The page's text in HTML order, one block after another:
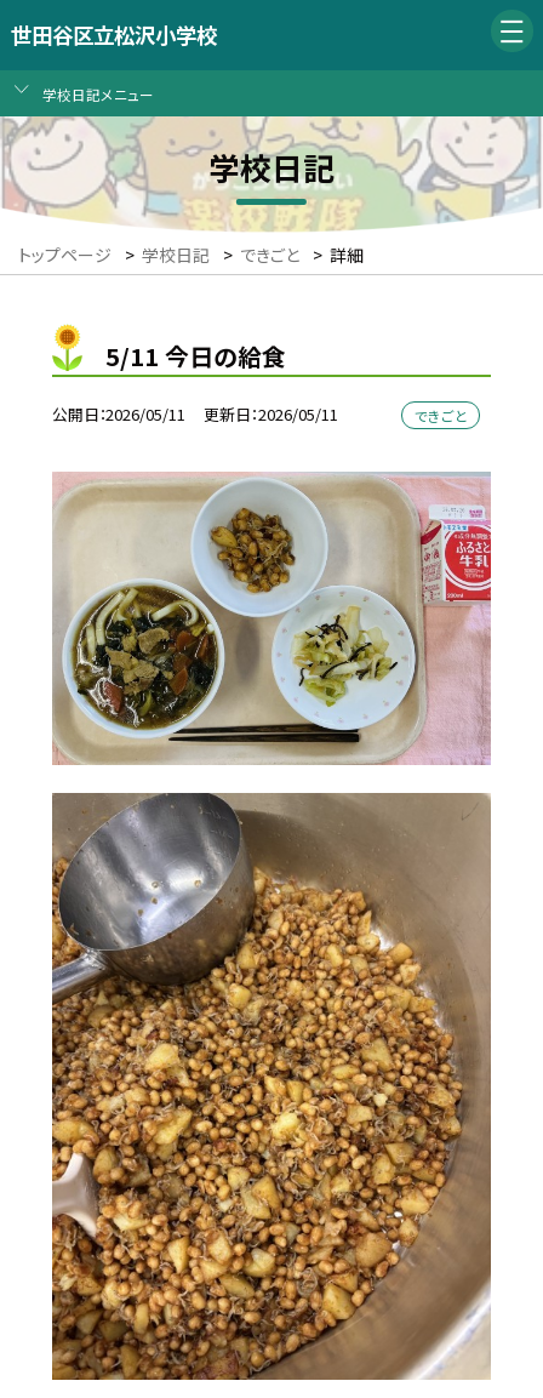
世田谷区立松沢小学校
学校日記メニュー
学校日記
トップページ > 学校日記 > できごと > 詳細
5/11 今日の給食
公開日 2026/05/11 更新日 2026/05/11 できごと